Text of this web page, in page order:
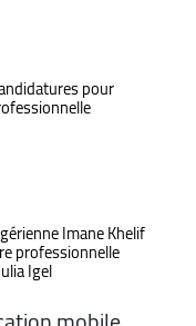
pour
Imane Khelif
professionnelle
Igel